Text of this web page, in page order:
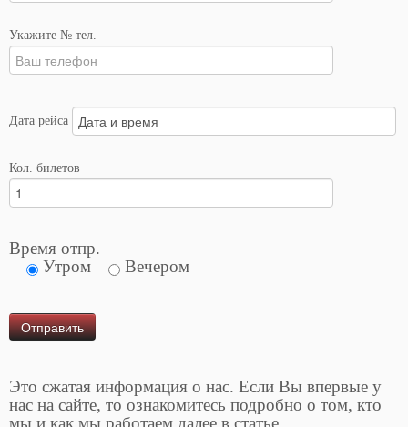
Укажите № тел.
Дата рейса
Кол. билетов
Время отпр.
Утром
Вечером
Это сжатая информация о нас. Если Вы впервые у
нас на сайте, то ознакомитесь подробно о том, кто